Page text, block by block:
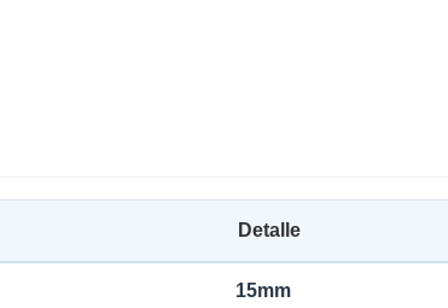
Detalle
15mm